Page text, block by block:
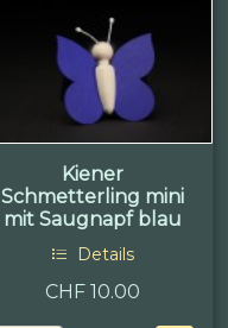
Kiener
Schmetterling mini
mit Saugnapf blau
Details
CHF 10.00